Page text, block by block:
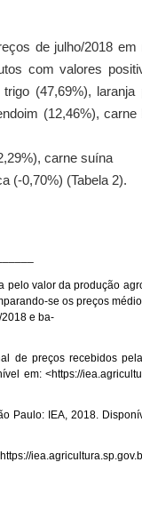
de julho/2018
com valores
(47,69%),
(12,46%),
carne suína
(-0,70%) (Tabela 2).
valor da produção
se os preços
e ba-
de preços recebidos
em: <https://
Paulo: IEA, 2018.
https://